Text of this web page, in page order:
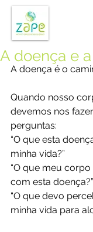
A doença e
A doença é o
Quando nosso
devemos nos
perguntas:
“O que esta
minha vida?”
“O que meu
com esta doença?”
“O que devo
minha vida para